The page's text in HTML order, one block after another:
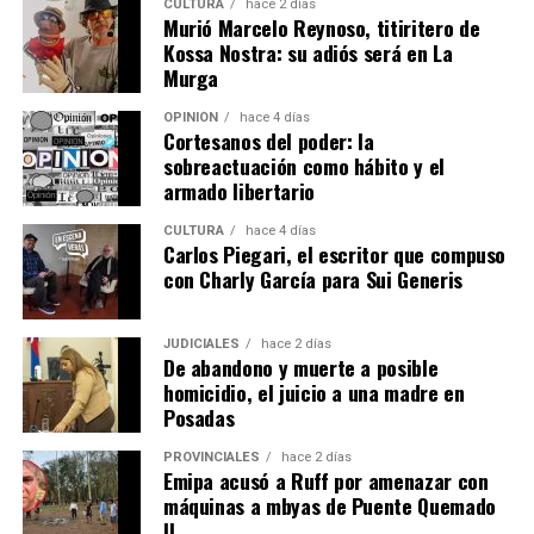
fotográfico difundido por el grupo de activistas
Rebelión
o Extinción Misiones, el propio empresario habría
arribado al lugar cubriendo su rostro con un
pasamontaña.
Entre las normativas vigentes que amparan a las
comunidades se encuentran: la Constitución Nacional,
artículo 75, inciso 17; Convenio 169 de la OIT; Ley
24.071, instrumento que obliga al Estado a garantizar la
consulta previa, libre e informada ante medidas que los
afecten-; Declaración ONU (2007), así como convenios y
tratados internacionales de jerarquía constitucional.
CULTURA hace 2 días
Murió Marcelo Reynoso, titiritero de
Kossa Nostra: su adiós será en La
Murga
OPINIÓN hace 4 días
Cortesanos del poder: la
sobreactuación como hábito y el
armado libertario
CULTURA hace 4 días
Carlos Piegari, el escritor que compuso
con Charly García para Sui Generis
JUDICIALES hace 2 días
De abandono y muerte a posible
homicidio, el juicio a una madre en
Posadas
PROVINCIALES hace 2 días
Emipa acusó a Ruff por amenazar con
máquinas a mbyas de Puente Quemado